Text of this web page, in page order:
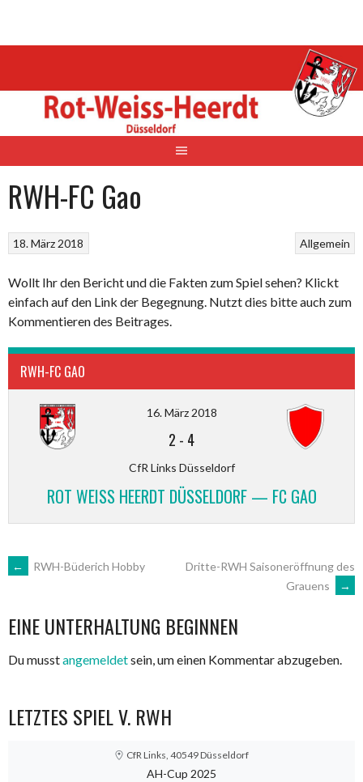
Inhalt
RWH-FC Gao
Allgemein
18. März 2018
Wollt Ihr den Bericht und die Fakten zum Spiel sehen? Klickt
einfach auf den Link der Begegnung. Nutzt dies bitte auch zum
Kommentieren des Beitrages.
RWH-FC GAO
16. März 2018
2 - 4
CfR Links Düsseldorf
ROT WEISS HEERDT DÜSSELDORF — FC GAO
ARTIKEL-
NAVIGATION
← RWH-Büderich Hobby
Dritte-RWH Saisoneröffnung des
Grauens
→
EINE UNTERHALTUNG BEGINNEN
Du musstangemeldetsein, um einen Kommentar abzugeben.
LETZTES SPIEL V. RWH
CfR Links, 40549 Düsseldorf
AH-Cup 2025